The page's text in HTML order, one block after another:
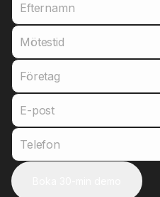
Efternamn
Mötestid
Företag
E-post
Telefon